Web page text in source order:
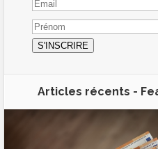
Articles récents -